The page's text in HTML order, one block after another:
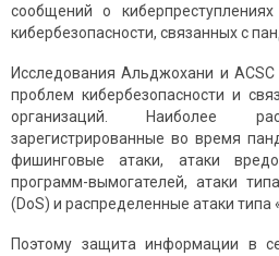
сообщений о
кибербезопасности, связанных с
Исследования Альджохани и
проблем кибербезопасности и
организаций. Наиболее
зарегистрированные во время
фишинговые атаки, атаки
программ-вымогателей, атаки
(DoS) и распределенные атаки типа
Поэтому защита информации в